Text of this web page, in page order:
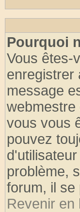
Pourquoi
Vous êtes-
enregistrer
message
webmestre
vous vous
pouvez
problème,
forum, il se
Revenir en